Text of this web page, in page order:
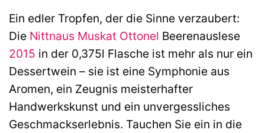
Ein edler Tropfen, der die Sinne verzaubert:
Die Nittnaus Muskat Ottonel Beerenauslese
2015 in der 0,375l Flasche ist mehr als nur ein
Dessertwein – sie ist eine Symphonie aus
Aromen, ein Zeugnis meisterhafter
Handwerkskunst und ein unvergessliches
Geschmackserlebnis. Tauchen Sie ein in die